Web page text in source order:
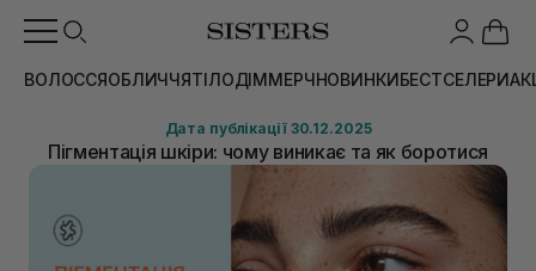
ВОЛОССЯОБЛИЧЧЯТІЛОДІММЕРЧНОВИНКИБЕСТСЕЛЕРИ
Дата публікації 30.12.2025
Пігментація шкіри: чому виникає та як боротися